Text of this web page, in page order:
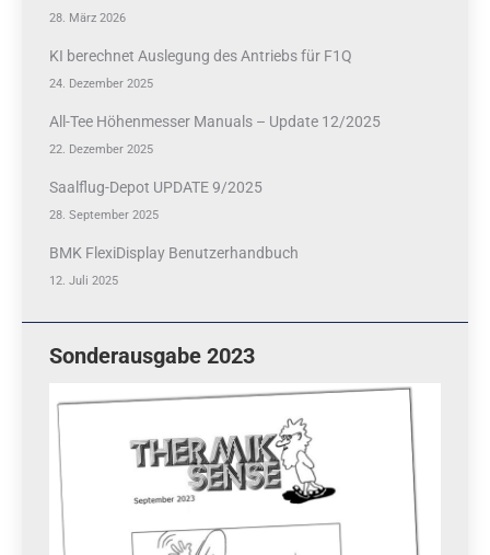
28. März 2026
KI berechnet Auslegung des Antriebs für F1Q
24. Dezember 2025
All-Tee Höhenmesser Manuals – Update 12/2025
22. Dezember 2025
Saalflug-Depot UPDATE 9/2025
28. September 2025
BMK FlexiDisplay Benutzerhandbuch
12. Juli 2025
Sonderausgabe 2023